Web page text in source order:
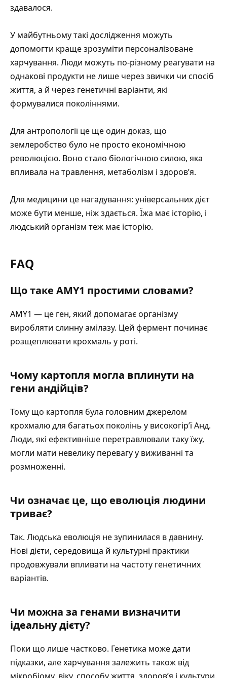
здавалося.
У майбутньому такі дослідження можуть
допомогти краще зрозуміти персоналізоване
харчування. Люди можуть по-різному реагувати на
однакові продукти не лише через звички чи спосіб
життя, а й через генетичні варіанти, які
формувалися поколіннями.
Для антропології це ще один доказ, що
землеробство було не просто економічною
революцією. Воно стало біологічною силою, яка
впливала на травлення, метаболізм і здоров’я.
Для медицини це нагадування: універсальних дієт
може бути менше, ніж здається. Їжа має історію, і
людський організм теж має історію.
FAQ
Що таке AMY1 простими словами?
AMY1 — це ген, який допомагає організму
виробляти слинну амілазу. Цей фермент починає
розщеплювати крохмаль у роті.
Чому картопля могла вплинути на
гени андійців?
Тому що картопля була головним джерелом
крохмалю для багатьох поколінь у високогір’ї Анд.
Люди, які ефективніше перетравлювали таку їжу,
могли мати невелику перевагу у виживанні та
розмноженні.
Чи означає це, що еволюція людини
триває?
Так. Людська еволюція не зупинилася в давнину.
Нові дієти, середовища й культурні практики
продовжували впливати на частоту генетичних
варіантів.
Чи можна за генами визначити
ідеальну дієту?
Поки що лише частково. Генетика може дати
підказки, але харчування залежить також від